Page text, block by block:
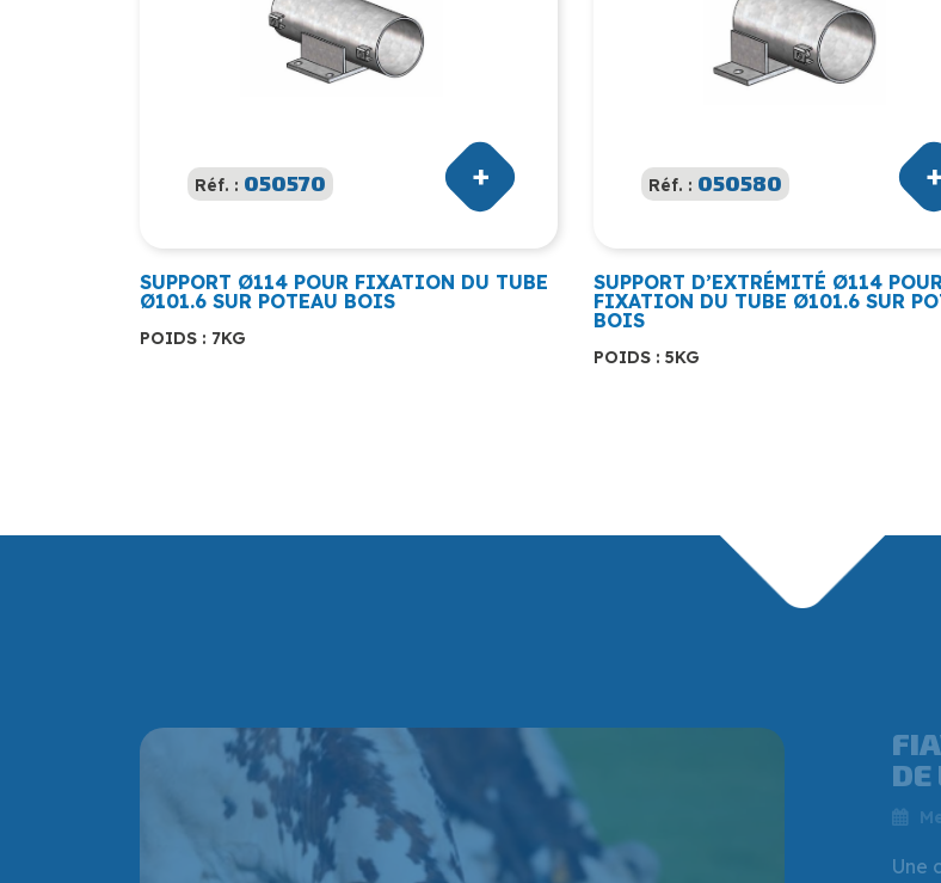
Réf. : 050570
SUPPORT Ø114 POUR FIXATION DU TUBE
Ø101.6 SUR POTEAU BOIS
POIDS : 7KG
Réf. : 050580
SUPPORT D’EXTRÉMITÉ Ø114 POUR
FIXATION DU TUBE Ø101.6 SUR
BOIS
POIDS : 5KG